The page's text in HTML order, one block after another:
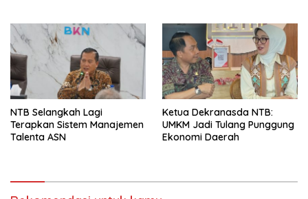
Arena Kepentingan Sesaat
NTB Selangkah Lagi
Terapkan Sistem Manajemen
Talenta ASN
Ketua Dekranasda NTB:
UMKM Jadi Tulang Punggung
Ekonomi Daerah